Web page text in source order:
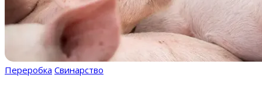
Переробка Свинарство